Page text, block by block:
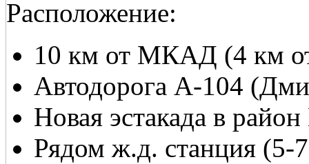
Расположение:
10 км от МКАД (4 км
Автодорога А-104
Новая эстакада в
Рядом ж.д. станция (5-